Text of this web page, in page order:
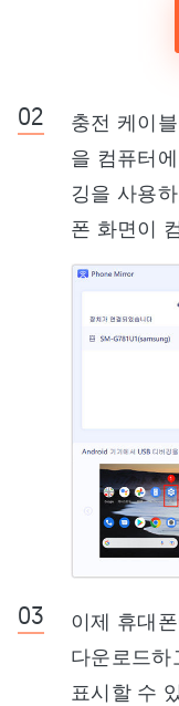
충전 케이
을 컴퓨터
깅을 사용
폰 화면이
이제 휴대
다운로드하
표시할 수